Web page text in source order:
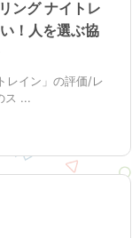
ング ナイトレ
！人を選ぶ協
レイン」の評価/レ
ス ...